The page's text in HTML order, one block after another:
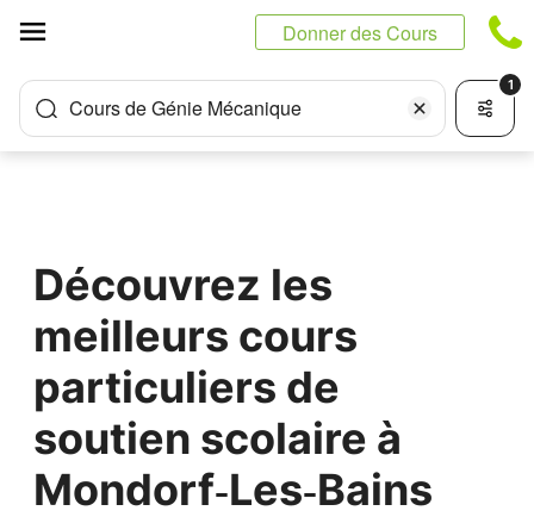
Donner des Cours
Cours de Génie Mécanique
1
Découvrez les
meilleurs cours
particuliers de
soutien scolaire à
Mondorf‑Les‑Bains